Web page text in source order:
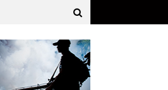
en obras de terracería